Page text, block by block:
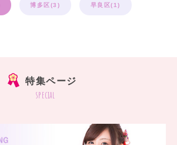
博多区(3) 早良区(1)
特集ページ
special